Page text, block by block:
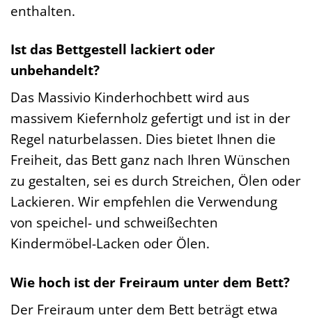
enthalten.
Ist das Bettgestell lackiert oder
unbehandelt?
Das Massivio Kinderhochbett wird aus
massivem Kiefernholz gefertigt und ist in der
Regel naturbelassen. Dies bietet Ihnen die
Freiheit, das Bett ganz nach Ihren Wünschen
zu gestalten, sei es durch Streichen, Ölen oder
Lackieren. Wir empfehlen die Verwendung
von speichel- und schweißechten
Kindermöbel-Lacken oder Ölen.
Wie hoch ist der Freiraum unter dem Bett?
Der Freiraum unter dem Bett beträgt etwa